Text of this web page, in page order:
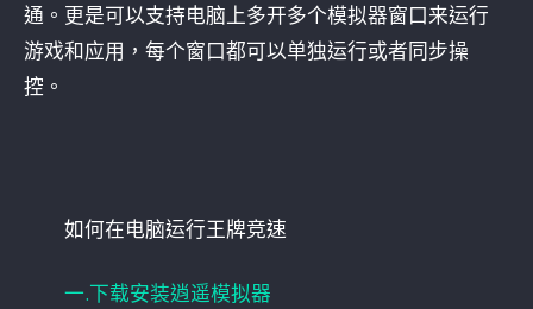
通。更是可以支持电脑上多开多个模拟器窗口来运行
游戏和应用，每个窗口都可以单独运行或者同步操
控。
如何在电脑运行王牌竞速
一.下载安装逍遥模拟器